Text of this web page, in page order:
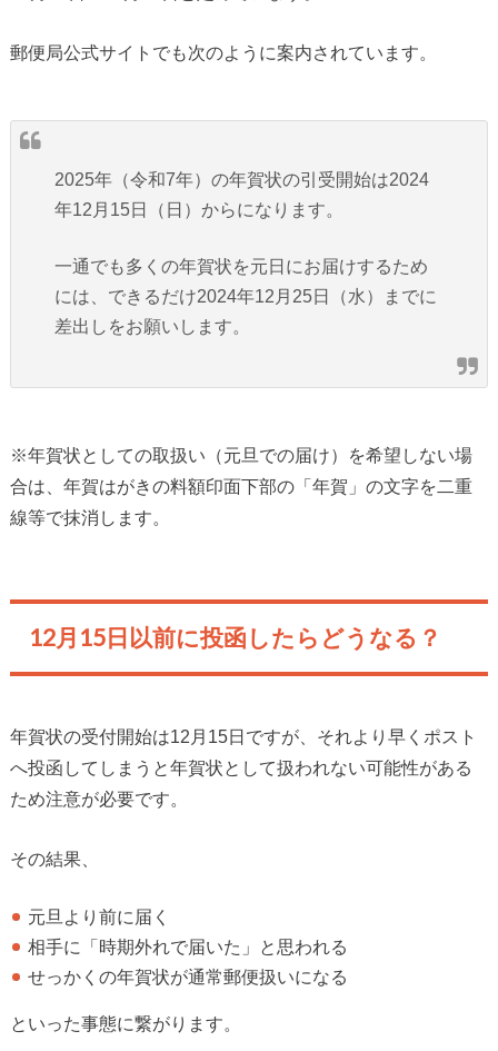
郵便局公式サイトでも次のように案内されています。
2025年（令和7年）の年賀状の引受開始は2024
年12月15日（日）からになります。
一通でも多くの年賀状を元日にお届けするため
には、できるだけ2024年12月25日（水）までに
差出しをお願いします。
※年賀状としての取扱い（元旦での届け）を希望しない場
合は、年賀はがきの料額印面下部の「年賀」の文字を二重
線等で抹消します。
12月15日以前に投函したらどうなる？
年賀状の受付開始は12月15日ですが、それより早くポスト
へ投函してしまうと年賀状として扱われない可能性がある
ため注意が必要です。
その結果、
元旦より前に届く
相手に「時期外れで届いた」と思われる
せっかくの年賀状が通常郵便扱いになる
といった事態に繋がります。